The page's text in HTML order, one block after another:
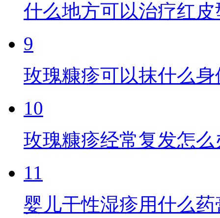
什么地方可以治疗红
9
玫瑰糠疹可以抹什么
10
玫瑰糠疹经常复发怎么
11
婴儿干性湿疹用什么药